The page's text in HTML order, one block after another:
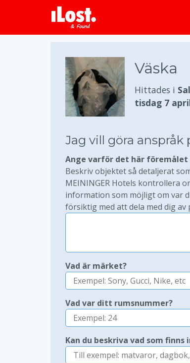
Väska
Hittades i
tisdag 7
Jag vill göra
Ange varför det här
Beskriv objektet så detaljerat
MEININGER Hotels kontrollera
information som möjligt om var
försiktig med att dela med dig
Vad är märket?
Vad var ditt rumsnummer?
Kan du beskriva vad som finns